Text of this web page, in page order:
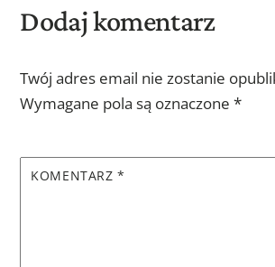
Dodaj komentarz
Twój adres email nie zostanie
Wymagane pola są oznaczone*
KOMENTARZ *